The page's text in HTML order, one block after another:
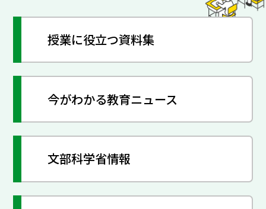
授業に役立つ資料集
今がわかる教育ニュース
文部科学省情報